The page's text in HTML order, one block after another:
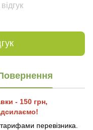
- 150 грн,
перевізника.